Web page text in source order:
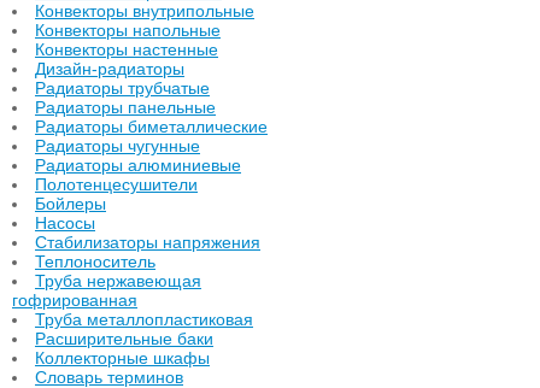
Конвекторы внутрипольные
Конвекторы напольные
Конвекторы настенные
Дизайн-радиаторы
Радиаторы трубчатые
Радиаторы панельные
Радиаторы биметаллические
Радиаторы чугунные
Радиаторы алюминиевые
Полотенцесушители
Бойлеры
Насосы
Стабилизаторы напряжения
Теплоноситель
Труба нержавеющая
гофрированная
Труба металлопластиковая
Расширительные баки
Коллекторные шкафы
Словарь терминов